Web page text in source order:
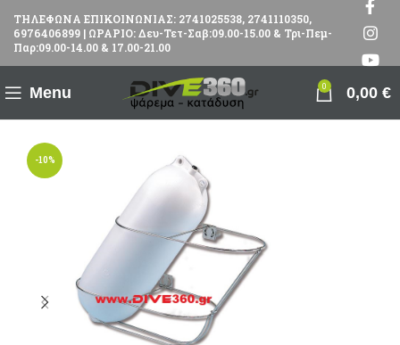
ΤΗΛΕΦΩΝΑ ΕΠΙΚΟΙΝΩΝΙΑΣ: 2741025538, 2741110350,
6976406899 | ΩΡΑΡΙΟ: Δευ-Τετ-Σαβ:09.00-15.00 & Τρι-Πεμ-
Παρ:09.00-14.00 & 17.00-21.00
Menu 0 0,00 €
-10%